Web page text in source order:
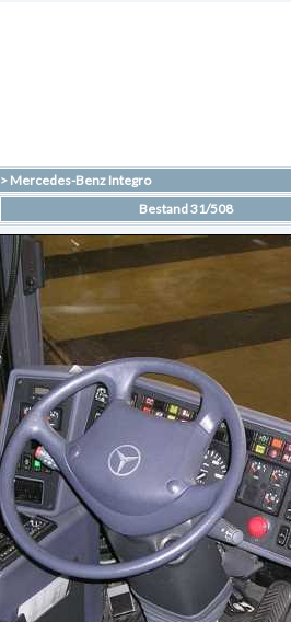
> Mercedes-Benz Integro
Bestand 31/508